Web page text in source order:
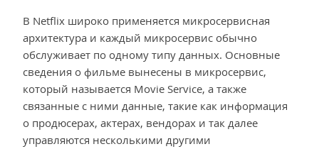
В Netflix широко применяется микросервисная
архитектура и каждый микросервис обычно
обслуживает по одному типу данных. Основные
сведения о фильме вынесены в микросервис,
который называется Movie Service, а также
связанные с ними данные, такие как информация
о продюсерах, актерах, вендорах и так далее
управляются несколькими другими